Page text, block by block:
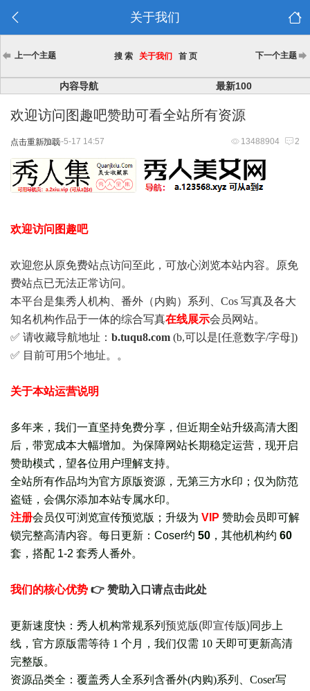
关于我们
上一个主题 搜 索 关于我们 首 页 下一个主题
内容导航 最新100
欢迎访问图趣吧赞助可看全站所有资源
点击重新加载 13488904 2
2025-5-17 14:57
欢迎访问图趣吧
欢迎您从原免费站点访问至此，可放心浏览本站内容。原免
费站点已无法正常访问。
本平台是集秀人机构、番外（内购）系列、Cos 写真及各大
知名机构作品于一体的综合写真在线展示会员网站。
✅ 请收藏导航地址： b.tuqu8.com (b,可以是[任意数字/字母])
✅ 目前可用5个地址。。
关于本站运营说明
多年来，我们一直坚持免费分享，但近期全站升级高清大图
后，带宽成本大幅增加。为保障网站长期稳定运营，现开启
赞助模式，望各位用户理解支持。
全站所有作品均为官方原版资源，无第三方水印；仅为防范
盗链，会偶尔添加本站专属水印。
注册会员仅可浏览宣传预览版 ； 升级为 VIP 赞助会员即可解
锁完整高清内容。每日更新： Coser约 50 ，其他机构约 60
套， 搭配 1-2 套秀人番外。
我们的核心优势 👉 赞助入口请点击此处
更新速度快：秀人机构常规系列 预览版(即宣传版)同步上
线，官方原版需等待 1 个月，我们仅需 10 天即可更新高清
完整版。
资源品类全：覆盖秀人全系列含番外(内购)系列、Coser写